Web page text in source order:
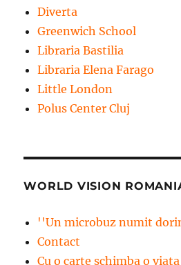
Diverta
Greenwich School
Libraria Bastilia
Libraria Elena Farago
Little London
Polus Center Cluj
WORLD VISION
''Un microbuz numit
Contact
Cu o carte schimba o viata